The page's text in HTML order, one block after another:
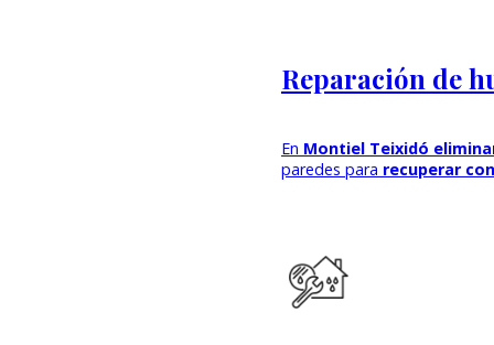
Reparación de
En Montiel Teixidó
paredes para recuperar